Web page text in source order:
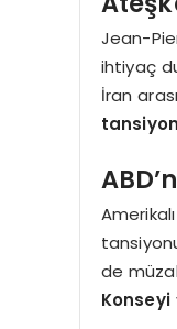
Jean-
ihtiyaç
İran
de
Konseyi